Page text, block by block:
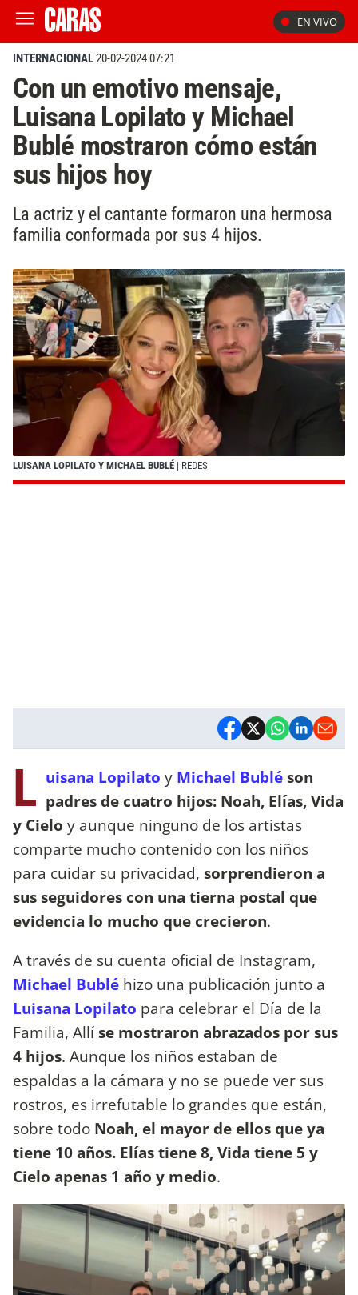
EN VIVO
INTERNACIONAL20-02-2024 07:21
Con un emotivo mensaje,
Luisana Lopilato y Michael
Bublé mostraron cómo están
sus hijos hoy
La actriz y el cantante formaron una hermosa
familia conformada por sus 4 hijos.
LUISANA LOPILATO Y MICHAEL BUBLÉ | REDES
L uisana Lopilato y Michael Bubléson
padres de cuatro hijos: Noah, Elías, Vida
y Cielo y aunque ninguno de los artistas
comparte mucho contenido con los niños
para cuidar su privacidad, sorprendieron a
sus seguidores con una tierna postal que
evidencia lo mucho que crecieron.
A través de su cuenta oficial de Instagram,
Michael Bublé hizo una publicación junto a
Luisana Lopilato para celebrar el Día de la
Familia, Allíse mostraron abrazados por sus
4 hijos. Aunque los niños estaban de
espaldas a la cámara y no se puede ver sus
rostros, es irrefutable lo grandes que están,
sobre todo Noah, el mayor de ellos que ya
tiene 10 años. Elías tiene 8, Vida tiene 5 y
Cielo apenas 1 año y medio.